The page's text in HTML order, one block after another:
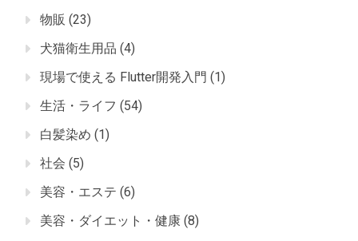
物販 (23)
犬猫衛生用品 (4)
現場で使える Flutter開発入門 (1)
生活・ライフ (54)
白髪染め (1)
社会 (5)
美容・エステ (6)
美容・ダイエット・健康 (8)